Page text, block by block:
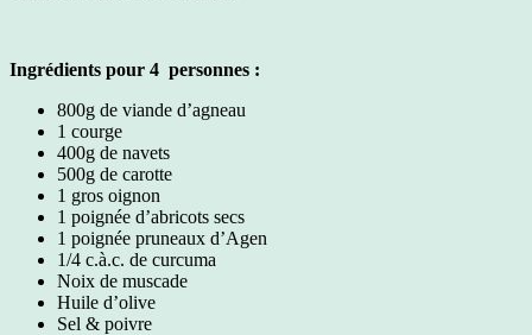
Ingrédients pour 4 personnes :
800g de viande d’agneau
1 courge
400g de navets
500g de carotte
1 gros oignon
1 poignée d’abricots secs
1 poignée pruneaux d’Agen
1/4 c.à.c. de curcuma
Noix de muscade
Huile d’olive
Sel & poivre